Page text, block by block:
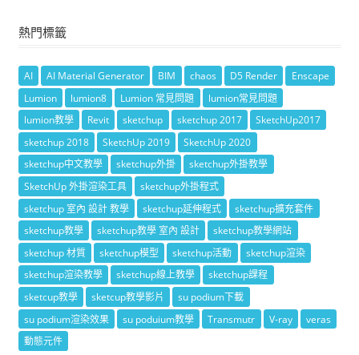
熱門標籤
AI AI Material Generator BIM chaos D5 Render
Enscape
Lumion
lumion8 Lumion 常見問題
lumion常見問題
lumion教學
Revit sketchup sketchup 2017
SketchUp2017
sketchup 2018
SketchUp 2019
SketchUp 2020
sketchup中文教學
sketchup外掛
sketchup外掛教學
SketchUp 外掛渲染工具
sketchup外掛程式
sketchup 室內 設計 教學
sketchup延伸程式
sketchup擴充套件
sketchup教學
sketchup教學 室內 設計
sketchup教學網站
sketchup 材質
sketchup模型 sketchup活動
sketchup渲染
sketchup渲染教學
sketchup線上教學
sketchup課程
sketcup教學
sketcup教學影片
su podium下載
su podium渲染效果
su poduium教學 Transmutr V-ray
veras
動態元件